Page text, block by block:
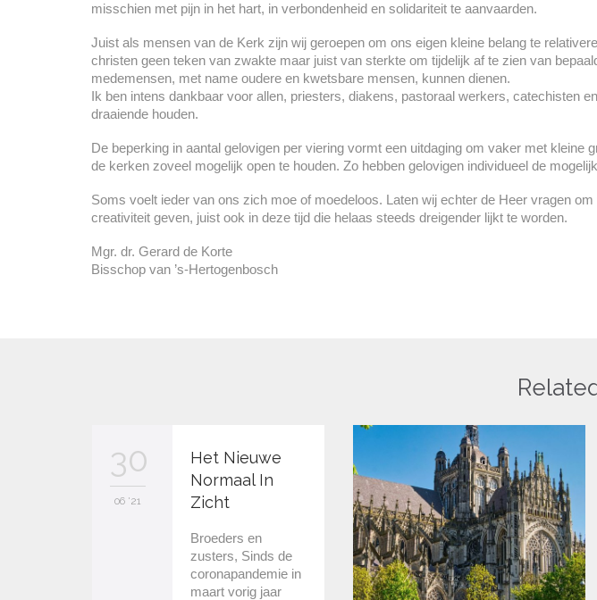
misschien met pijn in het hart, in verbondenheid en solidariteit te aanvaarden.
Juist als mensen van de Kerk zijn wij geroepen om ons eigen kleine belang te
christen geen teken van zwakte maar juist van sterkte om tijdelijk af te zien van
medemensen, met name oudere en kwetsbare mensen, kunnen dienen.
Ik ben intens dankbaar voor allen, priesters, diakens, pastoraal werkers, catechisten
draaiende houden.
De beperking in aantal gelovigen per viering vormt een uitdaging om vaker met
de kerken zoveel mogelijk open te houden. Zo hebben gelovigen individueel de
Soms voelt ieder van ons zich moe of moedeloos. Laten wij echter de Heer vragen
creativiteit geven, juist ook in deze tijd die helaas steeds dreigender lijkt te worden.
Mgr. dr. Gerard de Korte
Bisschop van ’s-Hertogenbosch
30
06 '21
Het Nieuwe
Normaal In
Zicht
Broeders en
zusters, Sinds de
coronapandemie in
maart vorig jaar